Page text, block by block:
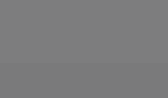
die precisie, sportiviteit en een